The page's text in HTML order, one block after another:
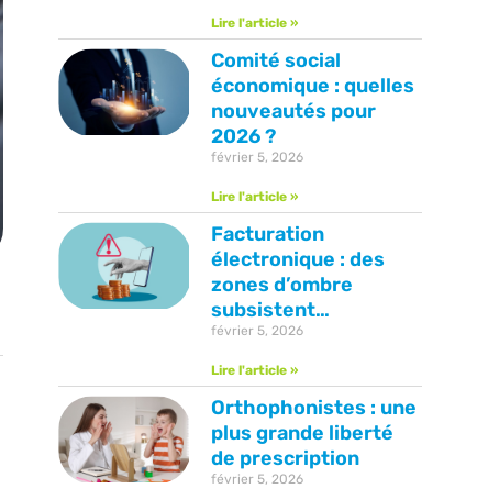
Lire l'article »
Comité social
économique : quelles
nouveautés pour
2026 ?
février 5, 2026
Lire l'article »
Facturation
électronique : des
zones d’ombre
subsistent…
février 5, 2026
Lire l'article »
Orthophonistes : une
plus grande liberté
de prescription
février 5, 2026